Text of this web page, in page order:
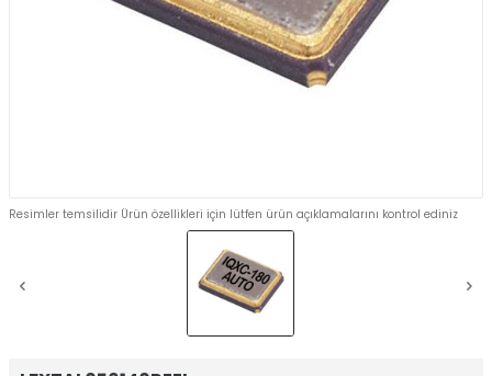
Resimler temsilidir Ürün özellikleri için lütfen ürün açıklamalarını kontrol ediniz